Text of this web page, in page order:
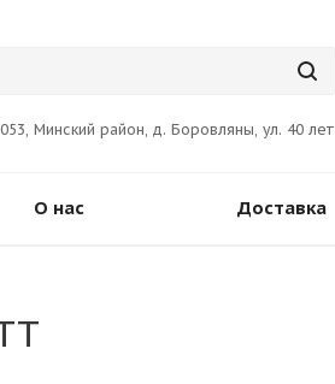
Минский район, д. Боровляны, ул. 40 лет
О нас Доставка